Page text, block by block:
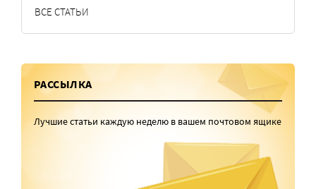
ВСЕ СТАТЬИ
РАССЫЛКА
Лучшие статьи каждую неделю в вашем почтовом ящике